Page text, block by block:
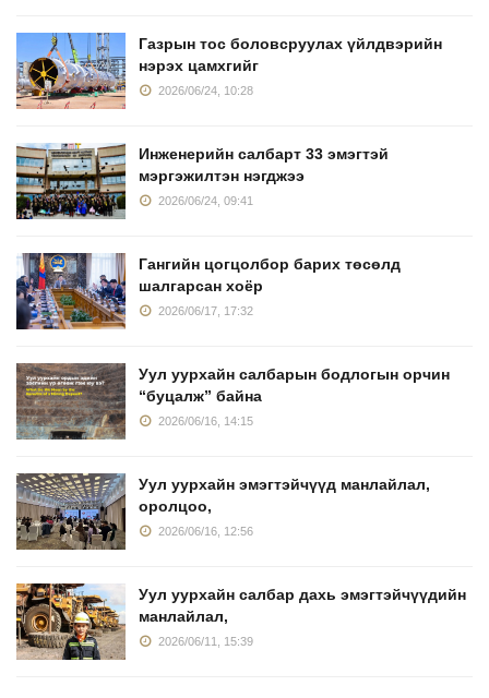
Газрын тос боловсруулах үйлдвэрийн
нэрэх цамхгийг
2026/06/24, 10:28
Инженерийн салбарт 33 эмэгтэй
мэргэжилтэн нэгджээ
2026/06/24, 09:41
Гангийн цогцолбор барих төсөлд
шалгарсан хоёр
2026/06/17, 17:32
Уул уурхайн салбарын бодлогын орчин
“буцалж” байна
2026/06/16, 14:15
Уул уурхайн эмэгтэйчүүд манлайлал,
оролцоо,
2026/06/16, 12:56
Уул уурхайн салбар дахь эмэгтэйчүүдийн
манлайлал,
2026/06/11, 15:39